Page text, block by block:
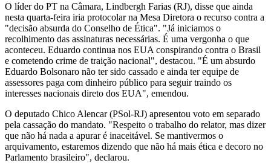
O líder do PT na Câmara, Lindbergh Farias (RJ), disse que ainda
nesta quarta-feira iria protocolar na Mesa Diretora o recurso contra a
"decisão absurda do Conselho de Ética". "Já iniciamos o
recolhimento das assinaturas necessárias. É uma vergonha o que
aconteceu. Eduardo continua nos EUA conspirando contra o Brasil
e cometendo crime de traição nacional", destacou. "É um absurdo
Eduardo Bolsonaro não ter sido cassado e ainda ter equipe de
assessores paga com dinheiro público para seguir traindo os
interesses nacionais direto dos EUA", emendou.
O deputado Chico Alencar (PSol-RJ) apresentou voto em separado
pela cassação do mandato. "Respeito o trabalho do relator, mas dizer
que não há nada a apurar é inaceitável. Se mantivermos o
arquivamento, estaremos dizendo que não há mais ética e decoro no
Parlamento brasileiro", declarou.